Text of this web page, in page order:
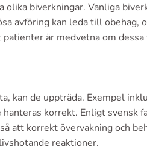
olika biverkningar. Vanliga
avföring kan leda till obehag,
är medvetna om
kan de uppträda. Exempel
korrekt. Enligt svensk
att korrekt övervakning och
reaktioner.